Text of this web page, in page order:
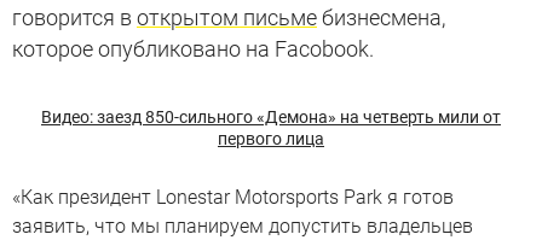
говорится в открытом письмебизнесмена,
которое опубликовано на Facobook.
Видео: заезд 850-сильного «Демона» на четверть мили от
первого лица
«Как президент Lonestar Motorsports Park я готов
заявить, что мы планируем допустить владельцев